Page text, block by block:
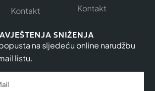
Kontakt
Kontakt
SNIŽENJA
na sljedeću online narudžbu
listu.